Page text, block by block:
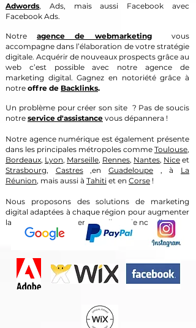
Adwords, Ads, mais aussi Facebook avec
Facebook Ads.
Notreagence de webmarketingvous
accompagne dans l’élaboration de votre stratégie
digitale. Acquérir de nouveaux prospects grâce au
web c’est possible avec notre agence de
marketing digital. Gagnez en notoriété grâce à
notre offre de Backlinks.
Un problème pour créer son site ? Pas de soucis
notre service d'assistance vous dépannera !
Notre agence numérique est également présente
dans les principales métropoles comme Toulouse,
Bordeaux, Lyon, Marseille, Rennes, Nantes, Nice et
Strasbourg, Castres,enGuadeloupe , à La
Réunion, mais aussi à Tahiti et en Corse !
Nous proposons des solutions de marketing
digital adaptées à chaque région pour augmenter
la visibilité et la présence en ligne de nos clients.